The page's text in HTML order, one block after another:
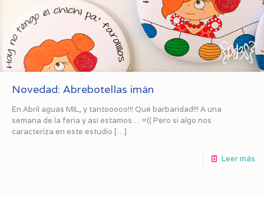
Novedad: Abrebotellas imán
En Abril aguas MIL, y tantooooo!!! Qué barbaridad!!! A una
semana de la feria y así estamos… =(( Pero si algo nos
caracteriza en este estudio […]
Leer más